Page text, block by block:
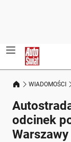
WIADOMOŚCI
odcinek
Warszawy